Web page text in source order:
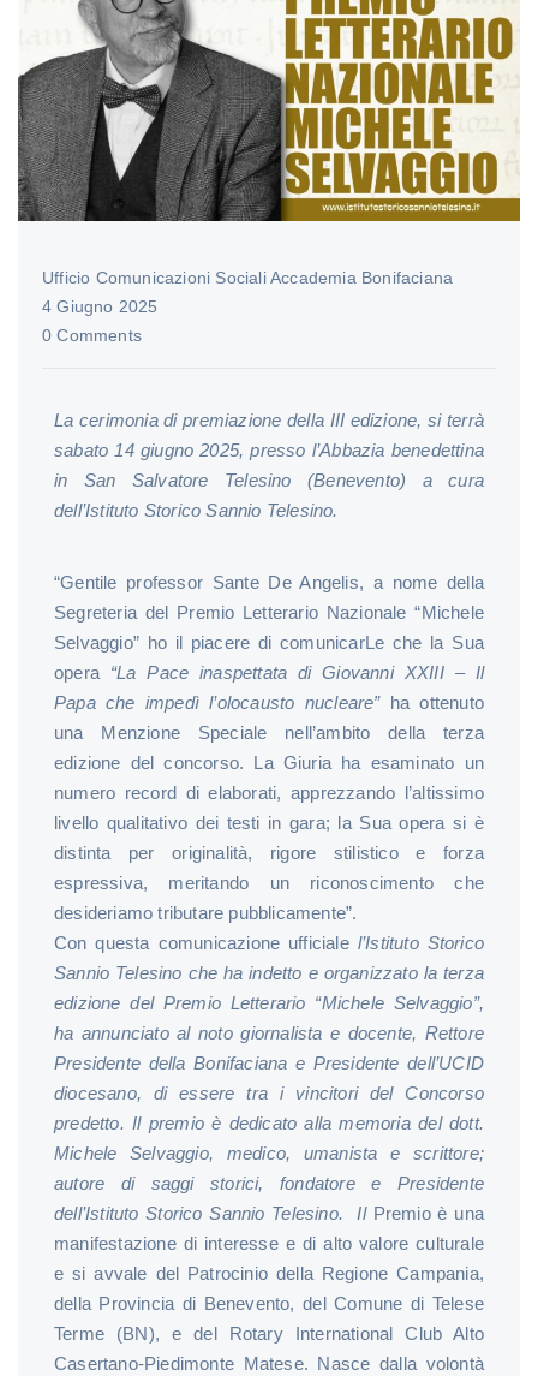
Ufficio Comunicazioni Sociali Accademia Bonifaciana
4 Giugno 2025
0 Comments
La cerimonia di premiazione della III edizione, si terrà
sabato 14 giugno 2025, presso l’Abbazia benedettina
in San Salvatore Telesino (Benevento) a cura
dell’Istituto Storico Sannio Telesino.
“Gentile professor Sante De Angelis, a nome della
Segreteria del Premio Letterario Nazionale “Michele
Selvaggio” ho il piacere di comunicarLe che la Sua
opera “La Pace inaspettata di Giovanni XXIII – Il
Papa che impedì l’olocausto nucleare”ha ottenuto
una Menzione Speciale nell’ambito della terza
edizione del concorso. La Giuria ha esaminato un
numero record di elaborati, apprezzando l’altissimo
livello qualitativo dei testi in gara; la Sua opera si è
distinta per originalità, rigore stilistico e forza
espressiva, meritando un riconoscimento che
desideriamo tributare pubblicamente”.
Con questa comunicazione ufficiale l’Istituto Storico
Sannio Telesino che ha indetto e organizzato la terza
edizione del Premio Letterario “Michele Selvaggio”,
ha annunciato al noto giornalista e docente, Rettore
Presidente della Bonifaciana e Presidente dell’UCID
diocesano, di essere tra i vincitori del Concorso
predetto. Il premio è dedicato alla memoria del dott.
Michele Selvaggio, medico, umanista e scrittore;
autore di saggi storici, fondatore e Presidente
dell’Istituto Storico Sannio Telesino.
Il Premio è una
manifestazione di interesse e di alto valore culturale
e si avvale del Patrocinio della Regione Campania,
della Provincia di Benevento, del Comune di Telese
Terme (BN), e del Rotary International Club Alto
Casertano-Piedimonte Matese. Nasce dalla volontà